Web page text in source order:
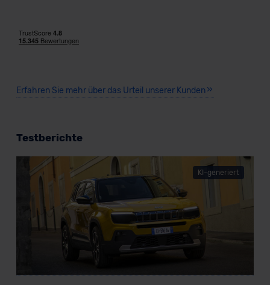
Erfahren Sie mehr über das Urteil unserer Kunden
Testberichte
KI-generiert